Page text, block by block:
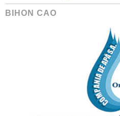
BIHON CAO